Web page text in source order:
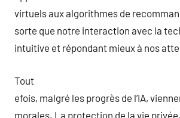
virtuels aux algorithmes de
sorte que notre interaction avec la
intuitive et répondant mieux à nos
Tout
efois, malgré les progrès de l’IA,
morales. La protection de la vie